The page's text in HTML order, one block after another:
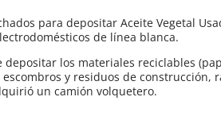
para depositar Aceite Vegetal
de línea blanca.
los materiales reciclables
y residuos de construcción,
un camión volquetero.